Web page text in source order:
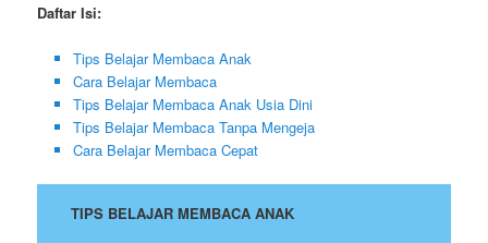
Daftar Isi:
Tips Belajar Membaca Anak
Cara Belajar Membaca
Tips Belajar Membaca Anak Usia Dini
Tips Belajar Membaca Tanpa Mengeja
Cara Belajar Membaca Cepat
TIPS BELAJAR MEMBACA ANAK